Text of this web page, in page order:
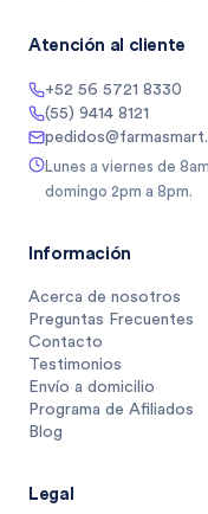
Atención al cliente
+52 56 5721 8330
(55) 9414 8121
Lunes a viernes de
domingo 2pm a 8pm.
Información
Acerca de nosotros
Preguntas Frecuentes
Contacto
Testimonios
Envío a domicilio
Programa de Afiliados
Blog
Legal